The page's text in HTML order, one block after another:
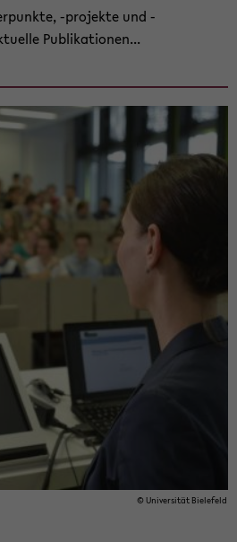
-​projekte und -​
Pu­bli­ka­tio­nen...
© Uni­ver­si­tät Bie­le­feld